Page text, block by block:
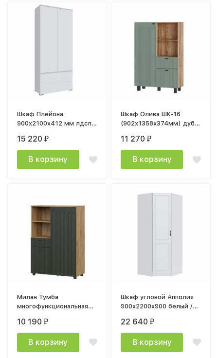
Шкаф Плейона
900x2100x412 мм лдсп
15 220₽
В корзину
Шкаф Олива ШК-16
(902х1358х374мм) дуб
эвкалипт софт
11 270₽
В корзину
Милан Тумба
многофункциональная
Золотой/Олива софт
10 190₽
В корзину
Шкаф угловой Апполия
900x2200x900 белый /
22 640₽
В корзину